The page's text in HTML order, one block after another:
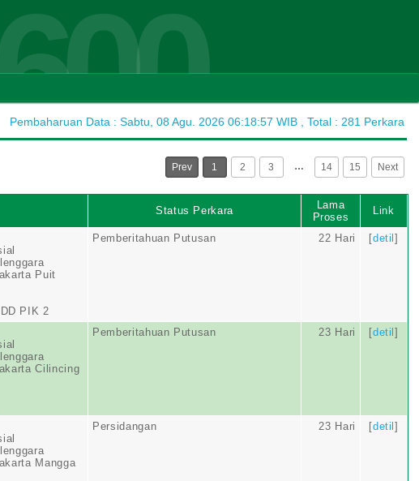
Pembaharuan Data : Sabtu, 08 Agu. 2026 06:18:57 WIB , Total : 281 Perkara
Prev 1 2 3 … 14 15 Next
Status Perkara
Lama
Proses
Link
Puit
PIK 2
Pemberitahuan Putusan 22 Hari [detil]
Cilincing
Pemberitahuan Putusan 23 Hari [detil]
Mangga
Persidangan 23 Hari [detil]